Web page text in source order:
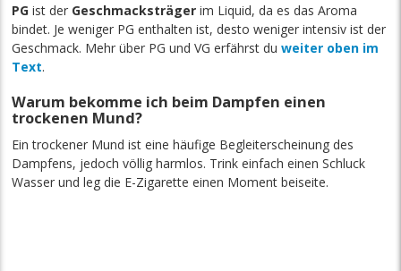
PG ist der Geschmacksträger im Liquid, da es das Aroma
bindet. Je weniger PG enthalten ist, desto weniger intensiv ist der
Geschmack. Mehr über PG und VG erfährst duweiter oben im
Text.
Warum bekomme ich beim Dampfen einen
trockenen Mund?
Ein trockener Mund ist eine häufige Begleiterscheinung des
Dampfens, jedoch völlig harmlos. Trink einfach einen Schluck
Wasser und leg die E-Zigarette einen Moment beiseite.